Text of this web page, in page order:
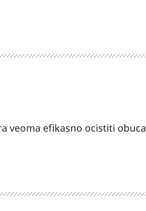
veoma efikasno ocistiti obuca